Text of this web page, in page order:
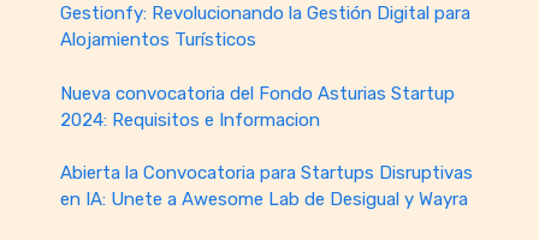
Gestionfy: Revolucionando la Gestión Digital para
Alojamientos Turísticos
Nueva convocatoria del Fondo Asturias Startup
2024: Requisitos e Informacion
Abierta la Convocatoria para Startups Disruptivas
en IA: Unete a Awesome Lab de Desigual y Wayra